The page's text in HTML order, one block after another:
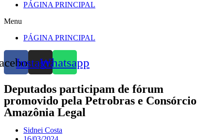
PÁGINA PRINCIPAL
Menu
PÁGINA PRINCIPAL
InstagramWhatsapp
Deputados participam de fórum
promovido pela Petrobras e Consórcio
Amazônia Legal
Sidnei Costa